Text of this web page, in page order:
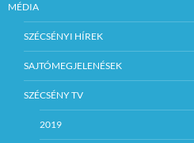
MÉDIA
SZÉCSÉNYI HÍREK
SAJTÓMEGJELENÉSEK
SZÉCSÉNY TV
2019